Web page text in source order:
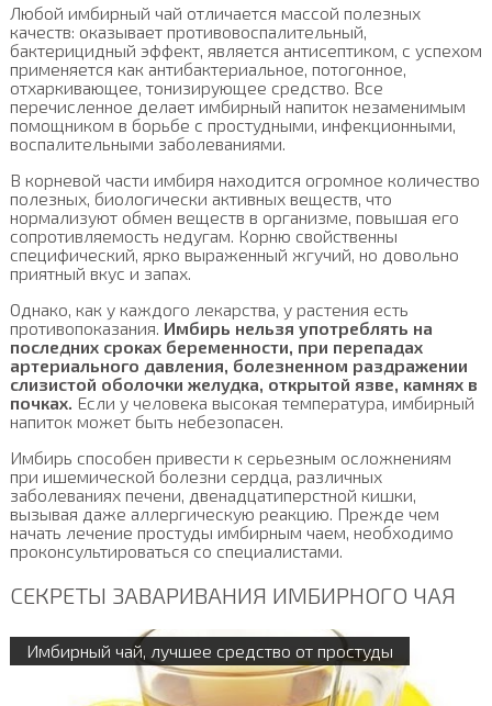
Любой имбирный чай отличается массой полезных
качеств: оказывает противовоспалительный,
бактерицидный эффект, является антисептиком, с успехом
применяется как антибактериальное, потогонное,
отхаркивающее, тонизирующее средство. Все
перечисленное делает имбирный напиток незаменимым
помощником в борьбе с простудными, инфекционными,
воспалительными заболеваниями.
В корневой части имбиря находится огромное количество
полезных, биологически активных веществ, что
нормализуют обмен веществ в организме, повышая его
сопротивляемость недугам. Корню свойственны
специфический, ярко выраженный жгучий, но довольно
приятный вкус и запах.
Однако, как у каждого лекарства, у растения есть
противопоказания. Имбирь нельзя употреблять на
последних сроках беременности, при перепадах
артериального давления, болезненном раздражении
слизистой оболочки желудка, открытой язве, камнях в
почках. Если у человека высокая температура, имбирный
напиток может быть небезопасен.
Имбирь способен привести к серьезным осложнениям
при ишемической болезни сердца, различных
заболеваниях печени, двенадцатиперстной кишки,
вызывая даже аллергическую реакцию. Прежде чем
начать лечение простуды имбирным чаем, необходимо
проконсультироваться со специалистами.
СЕКРЕТЫ ЗАВАРИВАНИЯ ИМБИРНОГО ЧАЯ
Имбирный чай, лучшее средство от простуды